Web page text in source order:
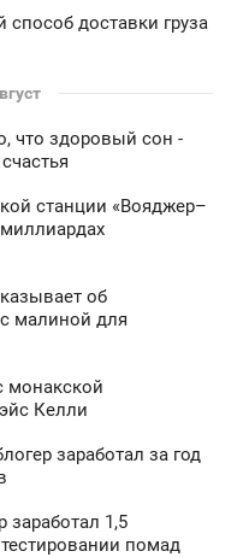
доставки груза
что здоровый сон -
станции «Вояджер–
об
малиной для
монакской
Келли
заработал за год
заработал 1,5
помад